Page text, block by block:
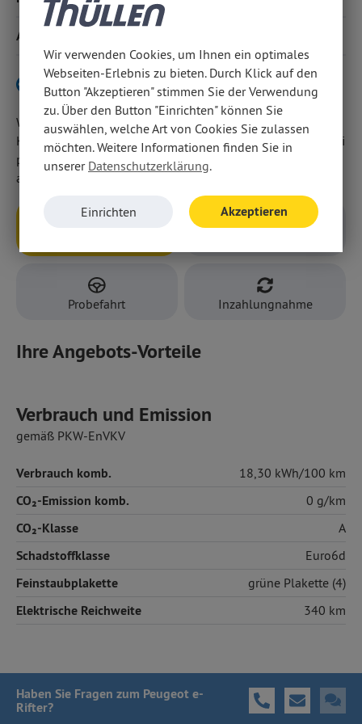
modernen Assisstenzsystemen, u. a. Spurhalteassistent,
Verkehrsschilderkennung, Müdigkeitswarner.
Ausstattung
Verbrenner-Variante hier klicken
Wir weisen darauf hin, dass wir den Abschluss eines
Kaufvertrages zu diesem Angebot ausschließlich vor Ort bei
persönlicher Anwesenheit in unseren Geschäftsräumen
anbieten.
Probefahrt Inzahlungnahme
Ihre Angebots-Vorteile
Verbrauch und Emission
gemäß PKW-EnVKV
Verbrauch komb. 18,30 kWh/100 km
CO₂-Emission komb. 0 g/km
CO₂-Klasse A
Schadstoffklasse Euro6d
Feinstaubplakette grüne Plakette (4)
Elektrische Reichweite 340 km
Haben Sie Fragen zum Peugeot e-
Rifter?
Wir verwenden Cookies, um Ihnen ein optimales
Webseiten-Erlebnis zu bieten. Durch Klick auf den
Button "Akzeptieren" stimmen Sie der Verwendung
zu. Über den Button "Einrichten" können Sie
auswählen, welche Art von Cookies Sie zulassen
möchten. Weitere Informationen finden Sie in
unserer Datenschutzerklärung.
Einrichten Akzeptieren